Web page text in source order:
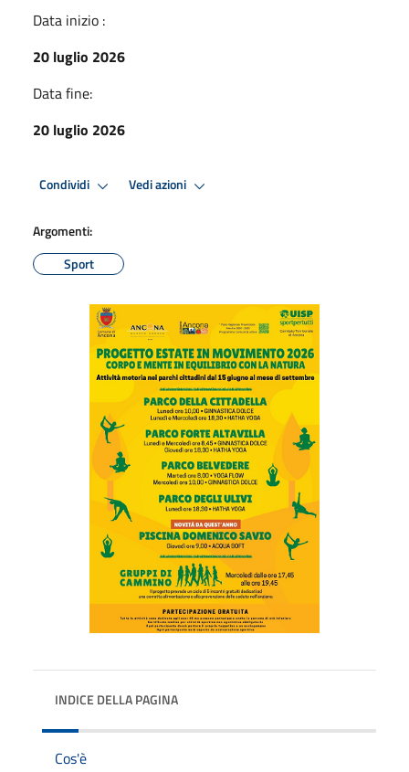
Data inizio :
20 luglio 2026
Data fine:
20 luglio 2026
Condividi Vedi azioni
Argomenti:
Sport
INDICE DELLA PAGINA
Cos'è